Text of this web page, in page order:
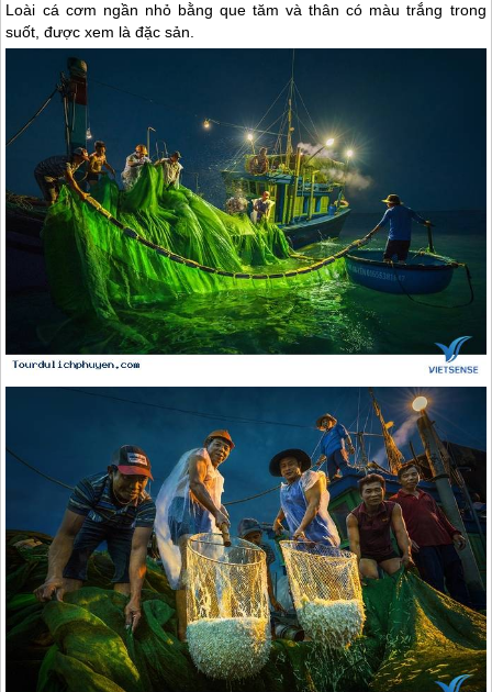
Loài cá cơm ngần nhỏ bằng que tăm và thân có màu trắng trong
suốt, được xem là đặc sản.